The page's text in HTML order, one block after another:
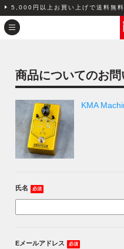
5,000円以上お買い上げで送料無料
商品についてのお
KMA
氏名 必須
Eメールアドレス 必須